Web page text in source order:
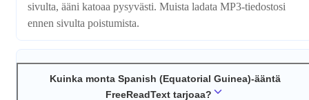
sivulta, ääni katoaa pysyvästi. Muista ladata MP3-tiedostosi
ennen sivulta poistumista.
Kuinka monta Spanish (Equatorial Guinea)-ääntä
FreeReadText tarjoaa?